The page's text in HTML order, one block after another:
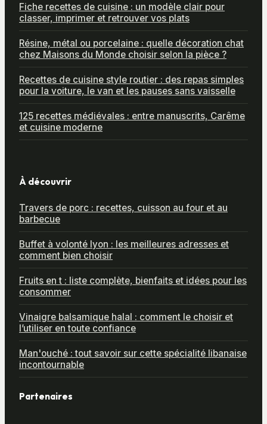
Fiche recettes de cuisine : un modèle clair pour
classer, imprimer et retrouver vos plats
Résine, métal ou porcelaine : quelle décoration chat
chez Maisons du Monde choisir selon la pièce ?
Recettes de cuisine style routier : des repas simples
pour la voiture, le van et les pauses sans vaisselle
125 recettes médiévales : entre manuscrits, Carême
et cuisine moderne
À découvrir
Travers de porc : recettes, cuisson au four et au
barbecue
Buffet à volonté lyon : les meilleures adresses et
comment bien choisir
Fruits en t : liste complète, bienfaits et idées pour les
consommer
Vinaigre balsamique halal : comment le choisir et
l’utiliser en toute confiance
Man'ouché : tout savoir sur cette spécialité libanaise
incontournable
Partenaires